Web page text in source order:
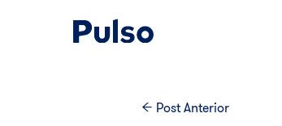
PostAnterior